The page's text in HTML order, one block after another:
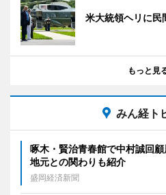
米大統領ヘリに民
もっと見
みん経ト
啄木・賢治青春館で中村誠回
地元との関わりも紹介
盛岡経済新聞